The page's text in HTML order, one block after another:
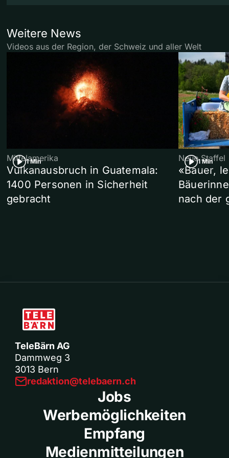
Weitere News
Videos aus der Region, der Schweiz und aller Welt
1 Min
Mittelamerika
Vulkanausbruch in Guatemala:
1400 Personen in Sicherheit
gebracht
1 Min
Neue Staffel
«Bauer,
nach der
TeleBärn AG
Dammweg 3
3013 Bern
redaktion@telebaern.ch
Jobs
Werbemöglichkeiten
Empfang
Medienmitteilungen